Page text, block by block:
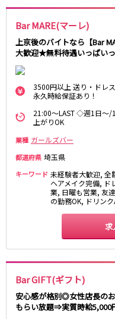
Bar MARE(マーレ)
上京後のバイトなら【Bar
大歓迎★無料待遇いっぱいっ
3500円以上 送り・ドレ
永久時給保証あり！
21:00～LAST ◇週1日～
上がりOK
業種 ガールズバー
都道府県 埼玉県
キーワード 未経験者大歓迎, 全
ヘアメイク完備, ド
業, 日曜も営業, 友
の勤務OK, ドリン
求
Bar GIFT(ギフト)
安心感が格別◎女性店長の
もらい放題⇒実質時給
栃木県
宇都宮
土浦
つくば
神栖・鹿嶋
北茨城
群馬県
該当求人 0 件
東京メトロ丸ノ内線
池袋駅
新宿駅
新高円寺駅
淡路町駅
四谷三丁目駅
JR京浜東北線
上野駅
川崎駅
桜木町駅
川口駅
品川駅